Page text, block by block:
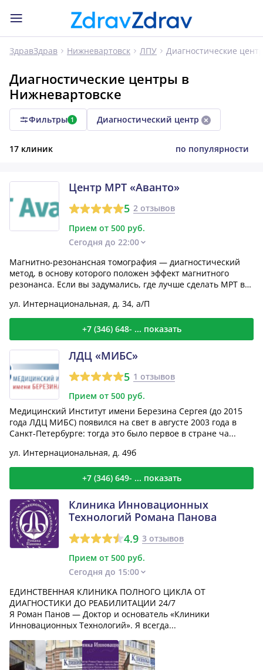
ЗдравЗдрав Нижневартовск ЛПУ Диагностические
Диагностические центры в
Нижневартовске
Фильтры 1 Диагностический центр
17 клиник по популярности
Центр МРТ «Аванто»
5 2 отзывов
Прием от 500 руб.
Сегодня до 22:00
Магнитно-резонансная томография — диагностический
метод, в основу которого положен эффект магнитного
резонанса. Если вы задумались, где лучше сделать МРТ в
ул. Интернациональная, д. 34, а/П
+7 (346) 648- ... показать
ЛДЦ «МИБС»
5 1 отзывов
Прием от 500 руб.
Медицинский Институт имени Березина Сергея (до 2015
года ЛДЦ МИБС) появился на свет в августе 2003 года в
Санкт-Петербурге: тогда это было первое в стране ча...
ул. Интернациональная, д. 49б
+7 (346) 649- ... показать
Клиника Инновационных
Технологий Романа Панова
4.9 3 отзывов
Прием от 500 руб.
Сегодня до 15:00
ЕДИНСТВЕННАЯ КЛИНИКА ПОЛНОГО ЦИКЛА ОТ
ДИАГНОСТИКИ ДО РЕАБИЛИТАЦИИ 24/7
Я Роман Панов — Доктор и основатель «Клиники
Инновационных Технологий». Я всегда...